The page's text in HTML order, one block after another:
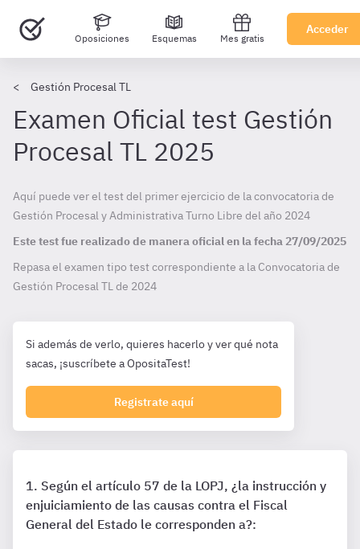
Oposiciones Esquemas Mes gratis
Acceder
Gestión Procesal TL
Examen Oficial test Gestión
Procesal TL 2025
Aquí puede ver el test del primer ejercicio de la convocatoria de
Gestión Procesal y Administrativa Turno Libre del año 2024
Este test fue realizado de manera oficial en la fecha 27/09/2025
Repasa el examen tipo test correspondiente a la Convocatoria de
Gestión Procesal TL de 2024
Si además de verlo, quieres hacerlo y ver qué nota
sacas, ¡suscríbete a OpositaTest!
Registrate aquí
Según el artículo 57 de la LOPJ, ¿la instrucción y
enjuiciamiento de las causas contra el Fiscal
General del Estado le corresponden a?: